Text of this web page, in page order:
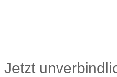
Jetzt